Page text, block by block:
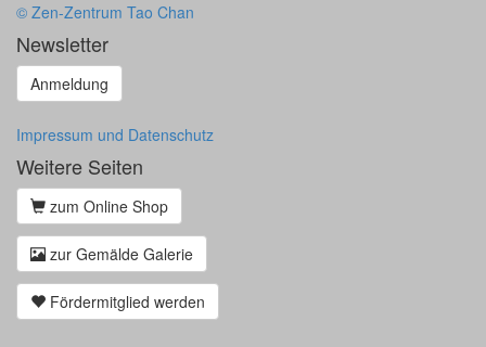
© Zen-Zentrum Tao Chan
Newsletter
Anmeldung
Impressum und Datenschutz
Weitere Seiten
zum Online Shop
zur Gemälde Galerie
Fördermitglied werden